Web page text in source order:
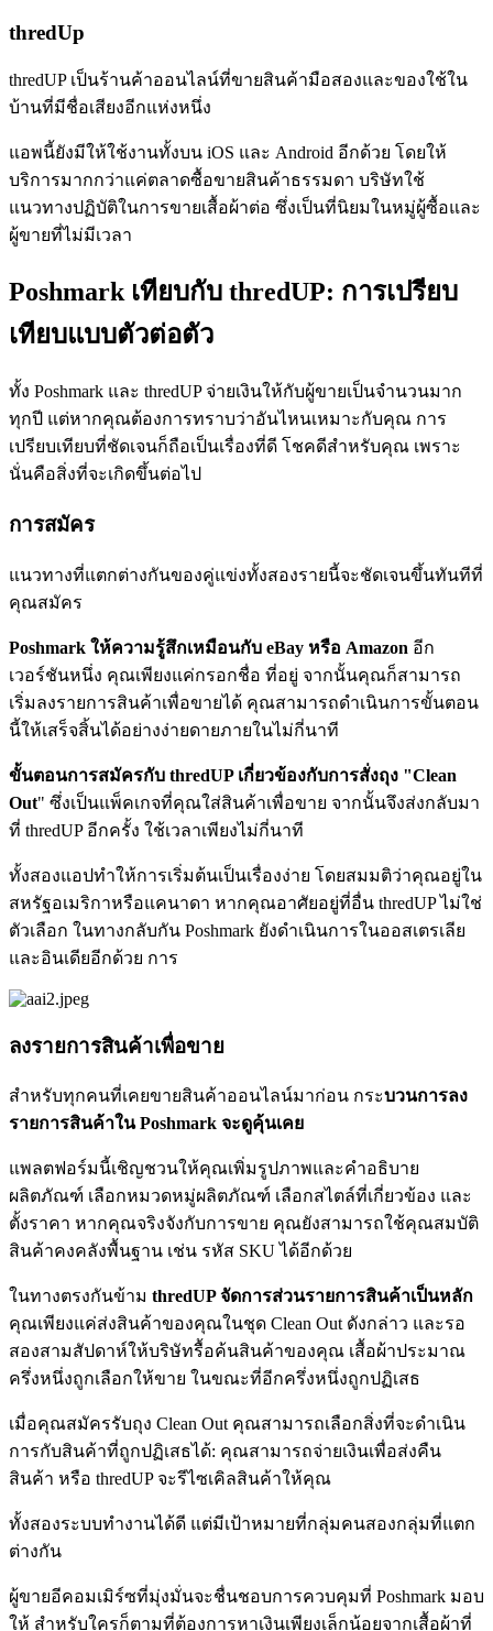
thredUp
thredUP เป็นร้านค้าออนไลน์ที่ขายสินค้ามือสองและของใช้ใน
บ้านที่มีชื่อเสียงอีกแห่งหนึ่ง
แอพนี้ยังมีให้ใช้งานทั้งบน iOS และ Android อีกด้วย โดยให้
บริการมากกว่าแค่ตลาดซื้อขายสินค้าธรรมดา บริษัทใช้
แนวทางปฏิบัติในการขายเสื้อผ้าต่อ ซึ่งเป็นที่นิยมในหมู่ผู้ซื้อและ
ผู้ขายที่ไม่มีเวลา
Poshmark เทียบกับ thredUP: การเปรียบ
เทียบแบบตัวต่อตัว
ทั้ง Poshmark และ thredUP จ่ายเงินให้กับผู้ขายเป็นจำนวนมาก
ทุกปี แต่หากคุณต้องการทราบว่าอันไหนเหมาะกับคุณ การ
เปรียบเทียบที่ชัดเจนก็ถือเป็นเรื่องที่ดี โชคดีสำหรับคุณ เพราะ
นั่นคือสิ่งที่จะเกิดขึ้นต่อไป
การสมัคร
แนวทางที่แตกต่างกันของคู่แข่งทั้งสองรายนี้จะชัดเจนขึ้นทันทีที่
คุณสมัคร
Poshmark ให้ความรู้สึกเหมือนกับ eBay หรือ Amazon อีก
เวอร์ชันหนึ่ง คุณเพียงแค่กรอกชื่อ ที่อยู่ จากนั้นคุณก็สามารถ
เริ่มลงรายการสินค้าเพื่อขายได้ คุณสามารถดำเนินการขั้นตอน
นี้ให้เสร็จสิ้นได้อย่างง่ายดายภายในไม่กี่นาที
ขั้นตอนการสมัครกับ thredUP เกี่ยวข้องกับการสั่งถุง "Clean
Out" ซึ่งเป็นแพ็คเกจที่คุณใส่สินค้าเพื่อขาย จากนั้นจึงส่งกลับมา
ที่ thredUP อีกครั้ง ใช้เวลาเพียงไม่กี่นาที
ทั้งสองแอปทำให้การเริ่มต้นเป็นเรื่องง่าย โดยสมมติว่าคุณอยู่ใน
สหรัฐอเมริกาหรือแคนาดา หากคุณอาศัยอยู่ที่อื่น thredUP ไม่ใช่
ตัวเลือก ในทางกลับกัน Poshmark ยังดำเนินการในออสเตรเลีย
และอินเดียอีกด้วย การ
ลงรายการสินค้าเพื่อขาย
สำหรับทุกคนที่เคยขายสินค้าออนไลน์มาก่อน กระบวนการลง
รายการสินค้าใน Poshmark จะดูคุ้นเคย
แพลตฟอร์มนี้เชิญชวนให้คุณเพิ่มรูปภาพและคำอธิบาย
ผลิตภัณฑ์ เลือกหมวดหมู่ผลิตภัณฑ์ เลือกสไตล์ที่เกี่ยวข้อง และ
ตั้งราคา หากคุณจริงจังกับการขาย คุณยังสามารถใช้คุณสมบัติ
สินค้าคงคลังพื้นฐาน เช่น รหัส SKU ได้อีกด้วย
ในทางตรงกันข้าม thredUP จัดการส่วนรายการสินค้าเป็นหลัก
คุณเพียงแค่ส่งสินค้าของคุณในชุด Clean Out ดังกล่าว และรอ
สองสามสัปดาห์ให้บริษัทรื้อค้นสินค้าของคุณ เสื้อผ้าประมาณ
ครึ่งหนึ่งถูกเลือกให้ขาย ในขณะที่อีกครึ่งหนึ่งถูกปฏิเสธ
เมื่อคุณสมัครรับถุง Clean Out คุณสามารถเลือกสิ่งที่จะดำเนิน
การกับสินค้าที่ถูกปฏิเสธได้: คุณสามารถจ่ายเงินเพื่อส่งคืน
สินค้า หรือ thredUP จะรีไซเคิลสินค้าให้คุณ
ทั้งสองระบบทำงานได้ดี แต่มีเป้าหมายที่กลุ่มคนสองกลุ่มที่แตก
ต่างกัน
ผู้ขายอีคอมเมิร์ซที่มุ่งมั่นจะชื่นชอบการควบคุมที่ Poshmark มอบ
ให้ สำหรับใครก็ตามที่ต้องการหาเงินเพียงเล็กน้อยจากเสื้อผ้าที่